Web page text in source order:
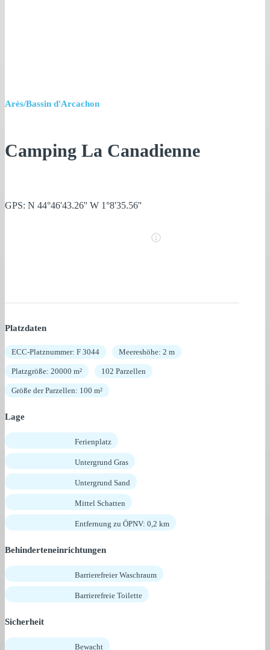
Arès/Bassin d'Arcachon
Camping La Canadienne
GPS: N 44°46'43.26'' W 1°8'35.56''
Platzdaten
ECC-Platznummer: F 3044 Meereshöhe: 2 m
Platzgröße: 20000 m² 102 Parzellen
Größe der Parzellen: 100 m²
Lage
Ferienplatz
Untergrund Gras
Untergrund Sand
Mittel Schatten
Entfernung zu ÖPNV: 0,2 km
Behinderteneinrichtungen
Barrierefreier Waschraum
Barrierefreie Toilette
Sicherheit
Bewacht